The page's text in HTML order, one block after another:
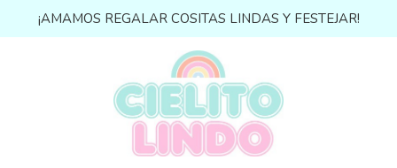
¡AMAMOS REGALAR COSITAS LINDAS Y FESTEJAR!